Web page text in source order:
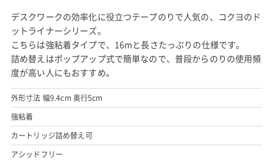
デスクワークの効率化に役立つテープのりで人気の、コクヨのド
ットライナーシリーズ。
こちらは強粘着タイプで、16mと長さたっぷりの仕様です。
詰め替えはポップアップ式で簡単なので、普段からのりの使用頻
度が高い人にもおすすめ。
外形寸法 幅9.4cm 奥行5cm
強粘着
カートリッジ詰め替え可
アシッドフリー